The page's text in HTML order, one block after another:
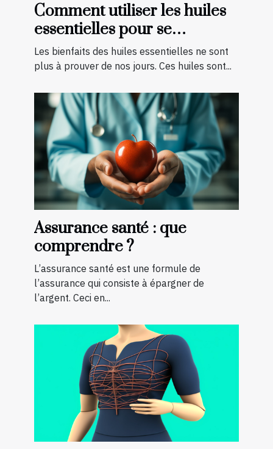
Comment utiliser les huiles
essentielles pour se
soigner ?
Les bienfaits des huiles essentielles ne sont
plus à prouver de nos jours. Ces huiles sont...
Assurance santé : que
comprendre ?
L’assurance santé est une formule de
l’assurance qui consiste à épargner de
l’argent. Ceci en...